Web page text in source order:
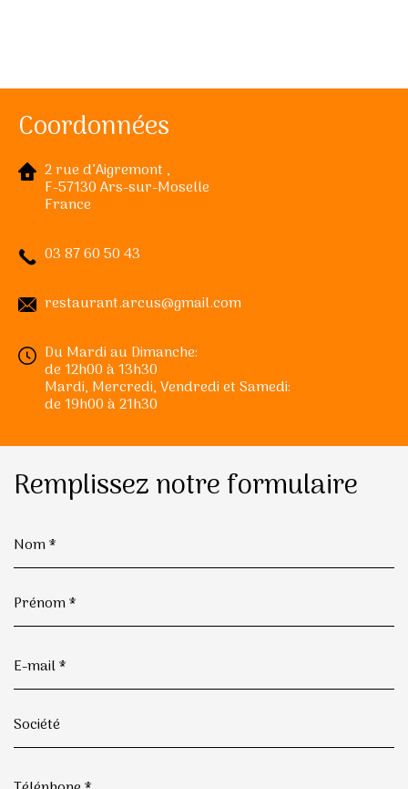
Coordonnées
2 rue d’Aigremont ,
F-57130 Ars-sur-Moselle
France
03 87 60 50 43
restaurant.arcus@gmail.com
Du Mardi au Dimanche:
de 12h00 à 13h30
Mardi, Mercredi, Vendredi et Samedi:
de 19h00 à 21h30
Remplissez notre formulaire